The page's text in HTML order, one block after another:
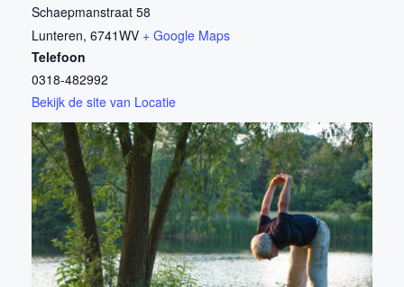
Schaepmanstraat 58
Lunteren, 6741WV + Google Maps
Telefoon
0318-482992
Bekijk de site van Locatie